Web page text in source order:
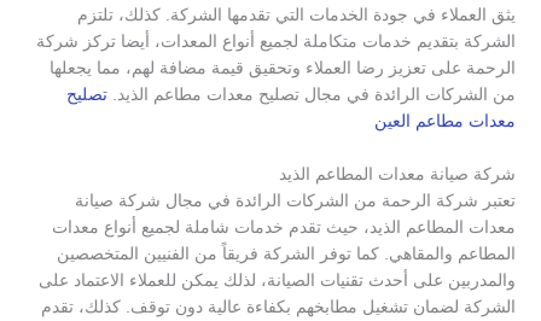
يثق العملاء في جودة الخدمات التي تقدمها الشركة. كذلك، تلتزم
الشركة بتقديم خدمات متكاملة لجميع أنواع المعدات، أيضا تركز شركة
الرحمة على تعزيز رضا العملاء وتحقيق قيمة مضافة لهم، مما يجعلها
من الشركات الرائدة في مجال تصليح معدات مطاعم الذيد.تصليح
معدات مطاعم العين
شركة صيانة معدات المطاعم الذيد
تعتبر شركة الرحمة من الشركات الرائدة في مجال شركة صيانة
معدات المطاعم الذيد، حيث تقدم خدمات شاملة لجميع أنواع معدات
المطاعم والمقاهي. كما توفر الشركة فريقاً من الفنيين المتخصصين
والمدربين على أحدث تقنيات الصيانة، لذلك يمكن للعملاء الاعتماد على
الشركة لضمان تشغيل مطابخهم بكفاءة عالية دون توقف. كذلك، تقدم